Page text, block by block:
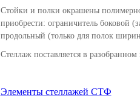
Стойки и полки окрашены
приобрести: ограничитель боковой
продольный (только для полок
Стеллаж поставляется в
Элементы стеллажей СТФ